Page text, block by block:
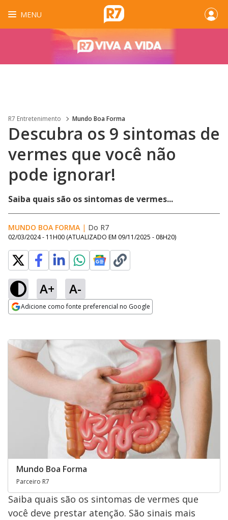
MENU
R7 Entretenimento Mundo Boa Forma
Descubra os 9 sintomas de
vermes que você não
pode ignorar!
Saiba quais são os sintomas de vermes...
MUNDO BOA FORMA | Do R7
02/03/2024 - 11H00 (ATUALIZADO EM 09/11/2025 - 08H20)
A+ A-
Adicione como fonte preferencial no Google
Mundo Boa Forma
Parceiro R7
Saiba quais são os sintomas de vermes que
você deve prestar atenção. São sinais mais